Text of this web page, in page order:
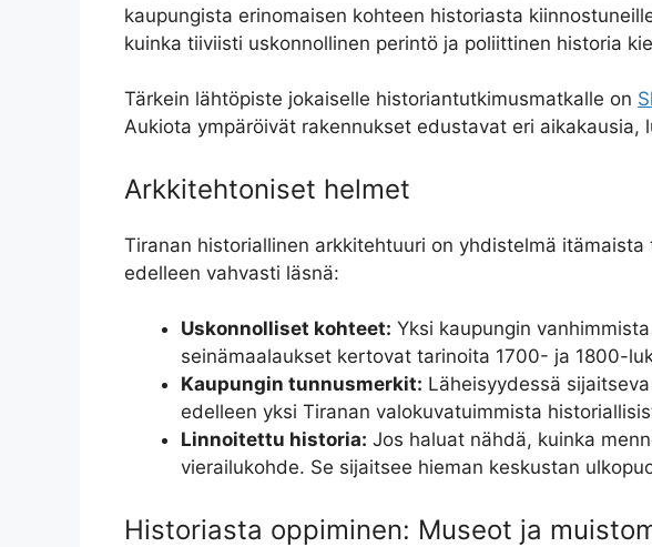
kaupungista erinomaisen kohteen historiasta
kuinka tiiviisti uskonnollinen perintö ja poliittinen historia
Tärkein lähtöpiste jokaiselle historiantutkimusmatkalle on
Aukiota ympäröivät rakennukset edustavat eri
Arkkitehtoniset helmet
Tiranan historiallinen arkkitehtuuri on yhdistelmä
edelleen vahvasti läsnä:
Uskonnolliset kohteet: Yksi kaupungin
seinämaalaukset kertovat tarinoita 1700- ja 1800-
Kaupungin tunnusmerkit: Läheisyydessä sijaitseva
edelleen yksi Tiranan valokuvatuimmista
Linnoitettu historia: Jos haluat nähdä, kuinka
vierailukohde. Se sijaitsee hieman keskustan
Historiasta oppiminen: Museot ja